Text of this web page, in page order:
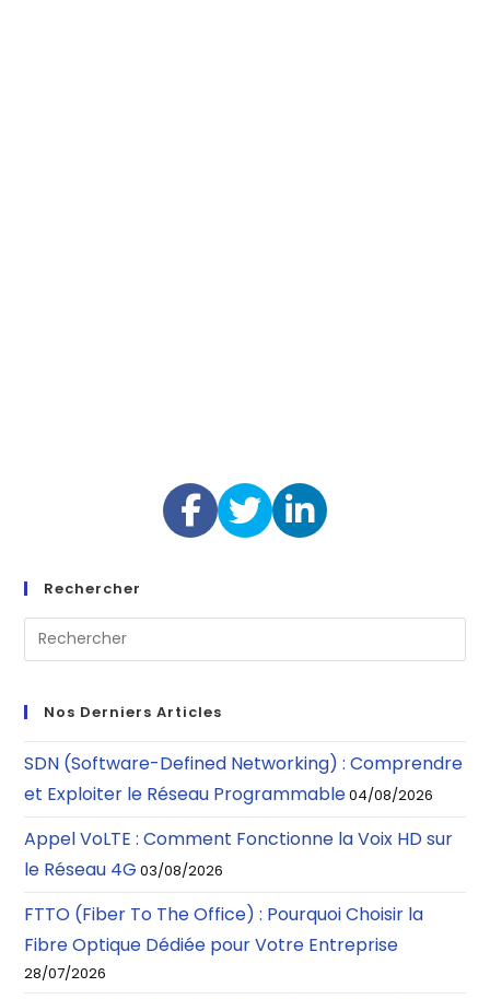
Rechercher
Nos Derniers Articles
SDN (Software-Defined Networking) : Comprendre
et Exploiter le Réseau Programmable04/08/2026
Appel VoLTE : Comment Fonctionne la Voix HD sur
le Réseau 4G 03/08/2026
FTTO (Fiber To The Office) : Pourquoi Choisir la
Fibre Optique Dédiée pour Votre Entreprise
28/07/2026